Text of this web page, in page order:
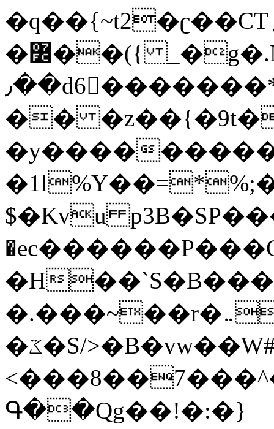
�q��{~t2�ʗ��CT؍���������{�~}ur����u�}o����(�:�j���=����{�۝Vo�An��J^��������M\M�'{{l�i
�߼��({ _�g�.Nfӻg����f7z91o^��̤^�>��2�`�:|#dk�{>�>>&�tsw�Nwo�?
٫��d6򆧇�������*��[|^]oo���NW~zz>�X&�u�=K?
��
�y����
$�Kvu
�H
�.���~��r�޼�}�܅�mؕWu���K}
�ػ�S/>�B�vw��W#�I��*]\W��)Ħ�1��fC}
Գ��Qg��!�:�}